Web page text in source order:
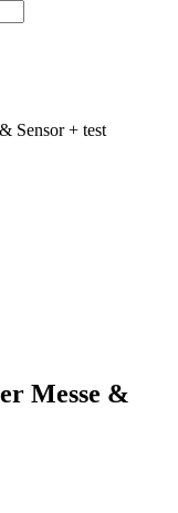
Sensor + test
Messe &